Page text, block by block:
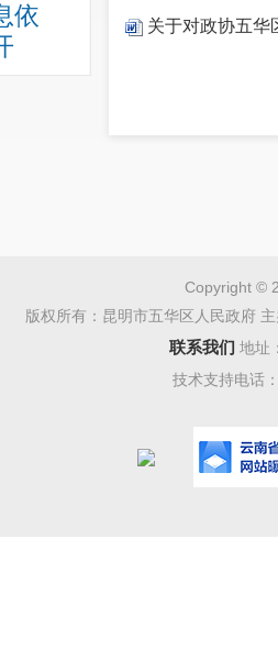
依
关于对政协五华
Copyright ©
版权所有：昆明市五华区人民政府
联系我们 地址
技术支持电话